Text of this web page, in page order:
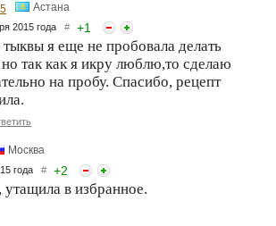
Астана
2015 года # +1
я еще не пробовала делать
но так как я икру люблю,то сделаю
на пробу. Спасибо, рецепт
Москва
года # +2
в избранное.